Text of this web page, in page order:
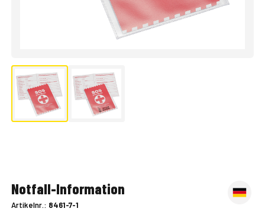
Notfall-Information
Artikelnr.: 8461-7-1